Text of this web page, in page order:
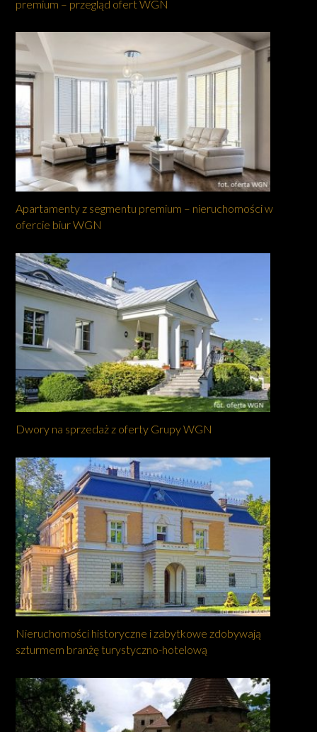
premium – przegląd ofert WGN
Apartamenty z segmentu premium – nieruchomości w
ofercie biur WGN
Dwory na sprzedaż z oferty Grupy WGN
Nieruchomości historyczne i zabytkowe zdobywają
szturmem branżę turystyczno-hotelową